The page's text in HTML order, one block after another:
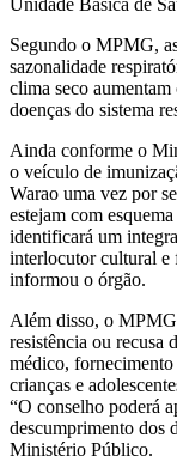
Unidade Básica de
Segundo o MPMG,
sazonalidade
clima seco
doenças do sistema
Ainda conforme o
o veículo de
Warao uma vez por
estejam com
identificará um
interlocutor cultural e
informou o órgão.
Além disso, o
resistência ou recusa
médico,
crianças e
“O conselho poderá
descumprimento dos
Ministério Público.